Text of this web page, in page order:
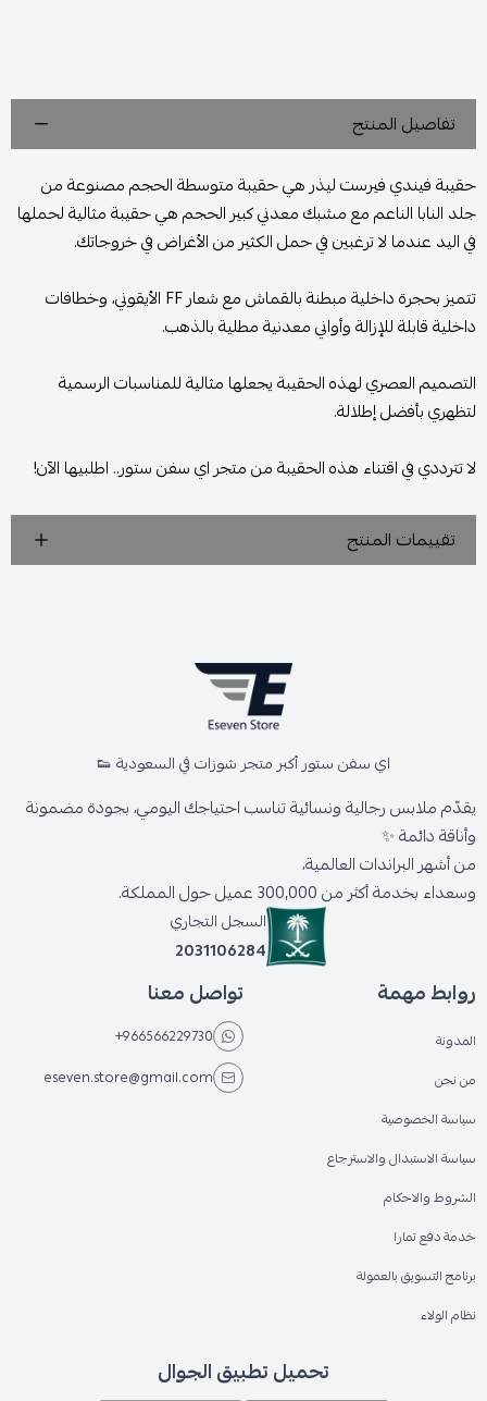
تفاصيل المنتج
حقيبة فيندي فيرست ليذر هي حقيبة متوسطة الحجم مصنوعة من
جلد النابا الناعم مع مشبك معدني كبير الحجم هي حقيبة مثالية لحملها
في اليد عندما لا ترغبين في حمل الكثير من الأغراض في خروجاتك.
تتميز بحجرة داخلية مبطنة بالقماش مع شعار FF الأيقوني، وخطافات
داخلية قابلة للإزالة وأواني معدنية مطلية بالذهب.
التصميم العصري لهذه الحقيبة يجعلها مثالية للمناسبات الرسمية
لتظهري بأفضل إطلالة.
لا تترددي في اقتناء هذه الحقيبة من متجر اي سفن ستور.. اطلبيها الآن!
تقييمات المنتج
اي سفن ستور أكبر متجر شوزات في السعودية 👟
يقدّم ملابس رجالية ونسائية تناسب احتياجك اليومي، بجودة مضمونة
وأناقة دائمة ✨
من أشهر البراندات العالمية،
وسعداء بخدمة أكثر من 300,000 عميل حول المملكة.
السجل التجاري
2031106284
روابط مهمة
المدونة
من نحن
سياسة الخصوصية
سياسة الاستبدال والاسترجاع
الشروط والاحكام
خدمة دفع تمارا
برنامج التسويق بالعمولة
نظام الولاء
تواصل معنا
+966566229730
eseven.store@gmail.com
تحميل تطبيق الجوال